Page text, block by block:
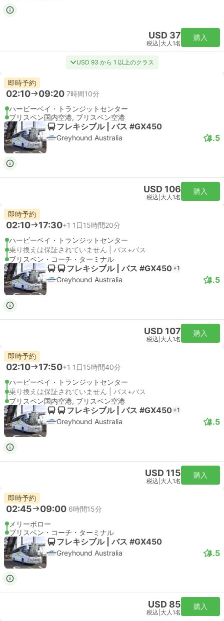
USD 37
税込 大人1名
購入
USD 93 から 1 以上のクラス
即時予約
02:10 09:20 7時間10分
ハービーベイ・トランジットセンター
ブリスベン国内空港, ブリスベン空港
フレキシブル | バス #GX450
Greyhound Australia 4.5
USD 106
税込 大人1名
購入
即時予約
02:10 17:30+1 1日15時間20分
ハービーベイ・トランジットセンター
乗り換えは保証されていません | バス+バス
ブリスベン・コーチ・ターミナル
フレキシブル | バス #GX450 +1
Greyhound Australia 4.5
USD 107
税込 大人1名
購入
即時予約
02:10 17:50+1 1日15時間40分
ハービーベイ・トランジットセンター
乗り換えは保証されていません | バス+バス
ブリスベン国内空港, ブリスベン空港
フレキシブル | バス #GX450 +1
Greyhound Australia 4.5
USD 115
税込 大人1名
購入
即時予約
02:45 09:00 6時間15分
メリーボロー
ブリスベン・コーチ・ターミナル
フレキシブル | バス #GX450
Greyhound Australia 4.5
USD 85
税込 大人1名
購入